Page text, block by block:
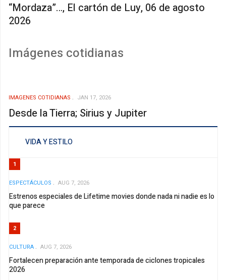
“Mordaza”…, El cartón de Luy, 06 de agosto
2026
Imágenes cotidianas
IMAGENES COTIDIANAS JAN 17, 2026
Desde la Tierra; Sirius y Jupiter
VIDA Y ESTILO
1
ESPECTÁCULOS AUG 7, 2026
Estrenos especiales de Lifetime movies donde nada ni nadie es lo
que parece
2
CULTURA AUG 7, 2026
Fortalecen preparación ante temporada de ciclones tropicales
2026